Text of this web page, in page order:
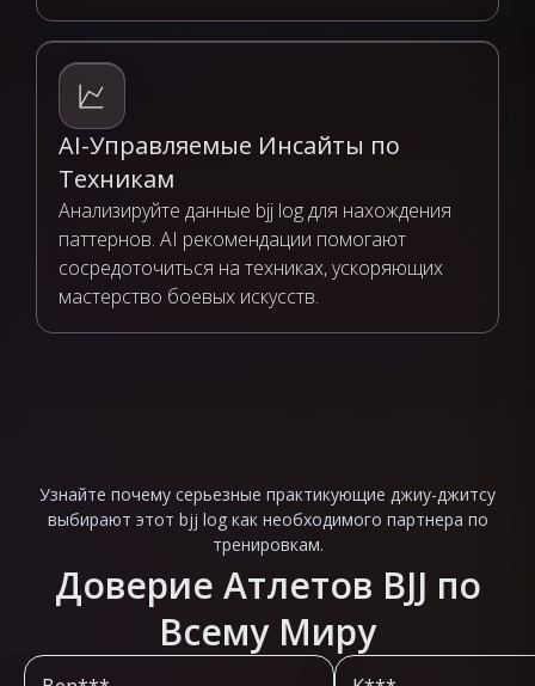
AI-Управляемые Инсайты по
Техникам
Анализируйте данные bjj log для нахождения
паттернов. AI рекомендации помогают
сосредоточиться на техниках, ускоряющих
мастерство боевых искусств.
Узнайте почему серьезные практикующие джиу-джитсу
выбирают этот bjj log как необходимого партнера по
тренировкам.
Доверие Атлетов BJJ по
Всему Миру